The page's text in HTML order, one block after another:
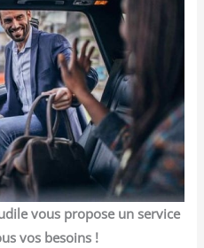
vous propose un service
vos besoins !